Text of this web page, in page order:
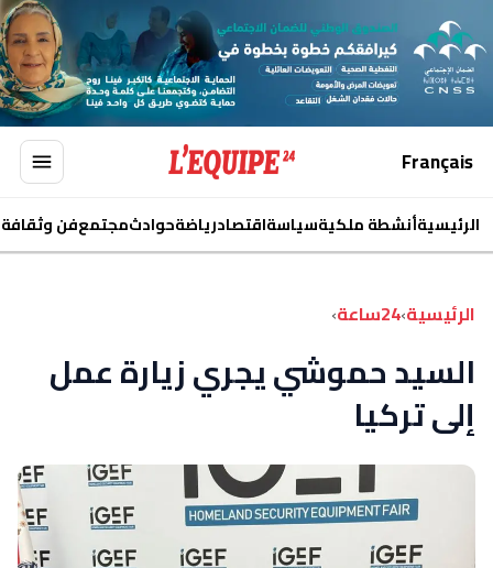
Français
الرئيسيةأنشطة ملكيةسياسةاقتصادرياضةحوادثمجتمعفن وثقافة
الرئيسية›24ساعة ›
السيد حموشي يجري زيارة عمل
إلى تركيا